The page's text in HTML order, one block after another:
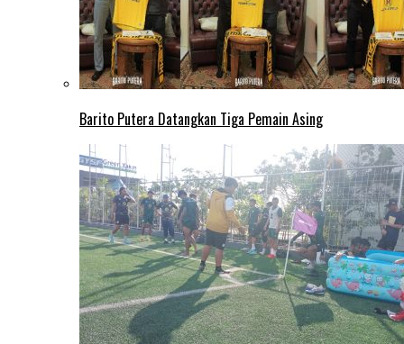
Barito Putera Datangkan Tiga Pemain Asing